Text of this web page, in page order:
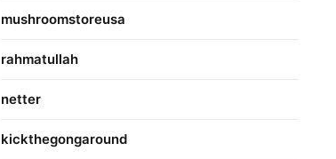
mushroomstoreusa
rahmatullah
netter
kickthegongaround